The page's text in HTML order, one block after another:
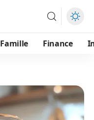
Famille Finance